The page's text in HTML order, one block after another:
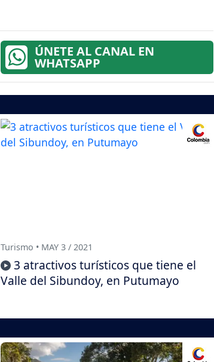
ÚNETE AL CANAL EN
WHATSAPP
Turismo • MAY 3 / 2021
3 atractivos turísticos que tiene el
Valle del Sibundoy, en Putumayo